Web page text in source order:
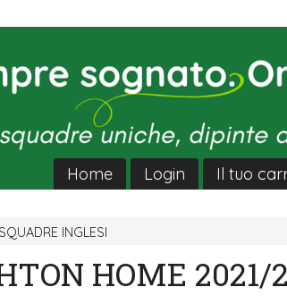
Home Login Il tuo
SQUADRE INGLESI
HOME 2021/